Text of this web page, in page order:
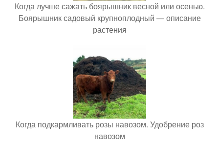
Когда лучше сажать боярышник весной или осенью.
Боярышник садовый крупноплодный — описание
растения
Когда подкармливать розы навозом. Удобрение роз
навозом